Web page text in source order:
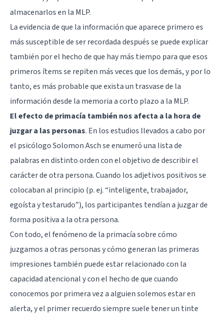
almacenarlos en la MLP.
La evidencia de que la información que aparece primero es
más susceptible de ser recordada después se puede explicar
también por el hecho de que hay más tiempo para que esos
primeros ítems se repiten más veces que los demás, y por lo
tanto, es más probable que exista un trasvase de la
información desde la memoria a corto plazo a la MLP.
El efecto de primacía también nos afecta a la hora de
juzgar a las personas. En los estudios llevados a cabo por
el psicólogoSolomon Aschse enumeró una lista de
palabras en distinto orden con el objetivo de describir el
carácter de otra persona. Cuando los adjetivos positivos se
colocaban al principio (p. ej. “inteligente, trabajador,
egoísta y testarudo”), los participantes tendían a juzgar de
forma positiva a la otra persona.
Con todo, el fenómeno de la primacía sobre cómo
juzgamos a otras personas y cómo generan las primeras
impresiones también puede estar relacionado con la
capacidad atencional y con el hecho de que cuando
conocemos por primera vez a alguien solemos estar en
alerta, y el primer recuerdo siempre suele tener un tinte